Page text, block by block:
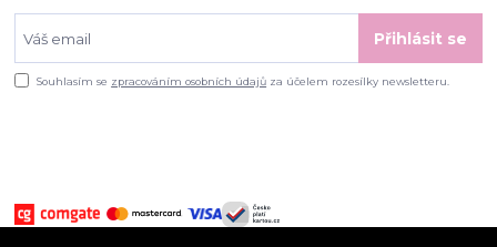
Přihlásit se
Souhlasím se zpracováním osobních údajů za účelem rozesílky newsletteru.